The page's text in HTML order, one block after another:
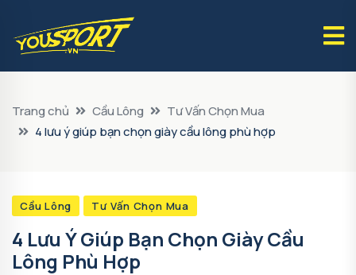
Trang chủ Cầu Lông
Tư Vấn Chọn Mua
4 lưu ý giúp bạn chọn giày cầu lông phù hợp
Cầu Lông Tư Vấn Chọn Mua
4 Lưu Ý Giúp Bạn Chọn Giày Cầu
Lông Phù Hợp